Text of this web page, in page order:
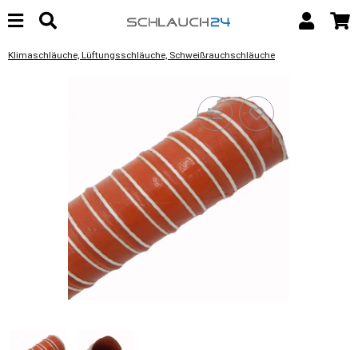
Klimaschläuche, Lüftungsschläuche, Schweißrauchschläuche